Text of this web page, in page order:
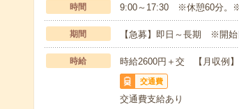
時間 9:00～17:30 ※休憩60分。※
期間 【急募】即日～長期 ※開始
時給 時給2600円＋交 【月収例
交通費
交通費支給あり